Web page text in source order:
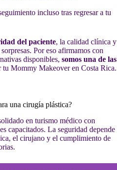
incluso tras regresar a tu
del paciente, la calidad clínica y
Por eso afirmamos con
disponibles, somos una de las
tu Mommy Makeover en Costa Rica.
una cirugía plástica?
en turismo médico con
capacitados. La seguridad depende
el cirujano y el cumplimiento de